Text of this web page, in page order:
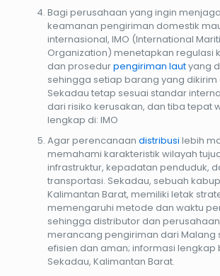
Bagi perusahaan yang ingin
keamanan pengiriman domestik
internasional, IMO (International
Organization) menetapkan regulasi
dan prosedurpengiriman lautyang
sehingga setiap barang yang dikirim
Sekadau tetap sesuai standar
dari risiko kerusakan, dan tiba tepat
lengkap di: IMO
Agar perencanaan distribusi lebih
memahami karakteristik wilayah
infrastruktur, kepadatan penduduk,
transportasi. Sekadau, sebuah
Kalimantan Barat, memiliki letak
memengaruhi metode dan waktu
sehingga distributor dan
merancang pengiriman dari Malang
efisien dan aman; informasi lengkap
Sekadau, Kalimantan Barat.